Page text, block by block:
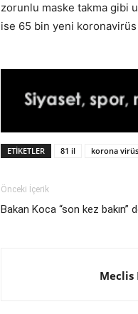
zorunlu maske takma gibi
ise 65 bin yeni koronavirüs
ETIKETLER 81 il korona virüs
Önceki İçerik
Bakan Koca “son kez bakın”
Meclis